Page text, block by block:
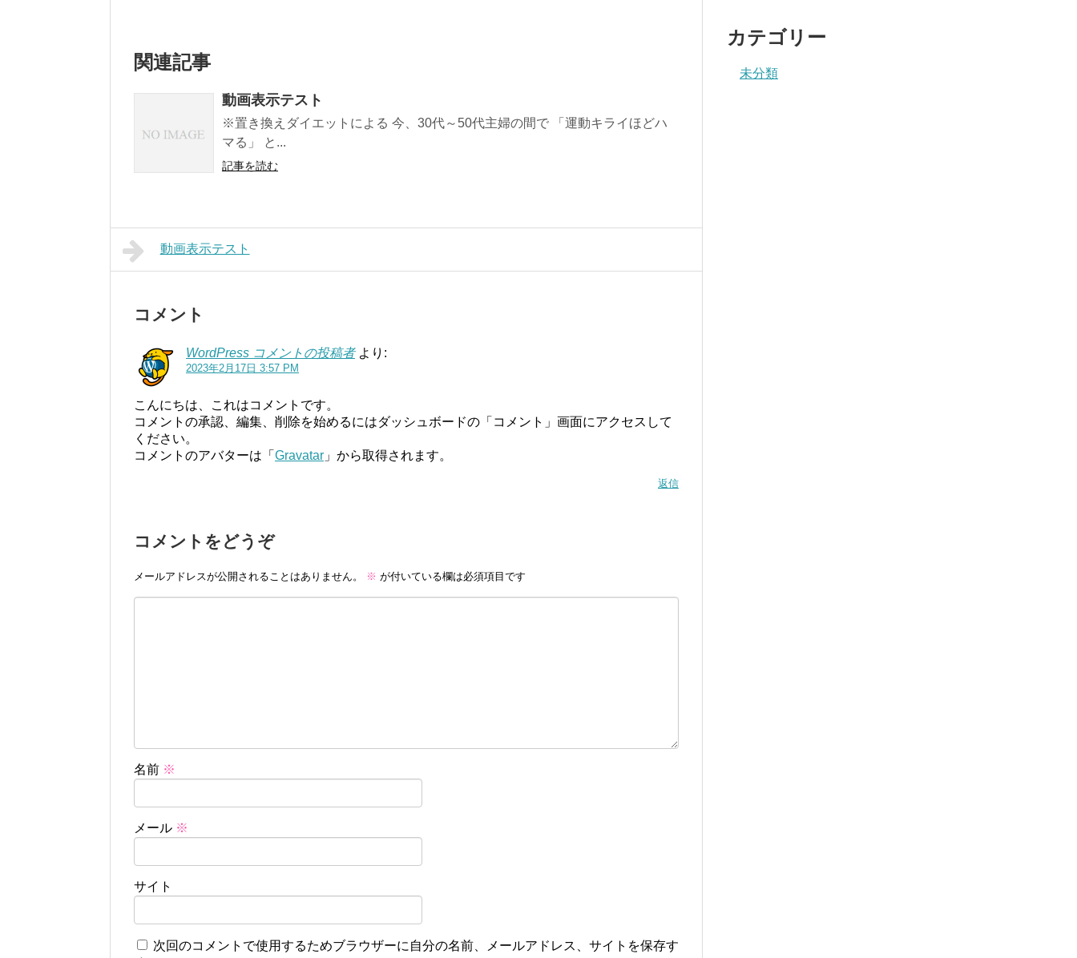
関連記事
動画表示テスト
※置き換えダイエットによる 今、30代～50代主婦の間で 「運動キライほどハ
マる」 と...
記事を読む
動画表示テスト
コメント
WordPress コメントの投稿者 より:
2023年2月17日 3:57 PM
こんにちは、これはコメントです。
コメントの承認、編集、削除を始めるにはダッシュボードの「コメント」画面にアクセスして
ください。
コメントのアバターは「 Gravatar 」から取得されます。
返信
コメントをどうぞ
メールアドレスが公開されることはありません。 ※ が付いている欄は必須項目です
名前 ※
メール ※
サイト
次回のコメントで使用するためブラウザーに自分の名前、メールアドレス、サイトを保存す
カテゴリー
未分類